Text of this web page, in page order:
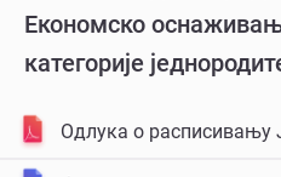
Економско
категорије
Одлукa о расписивању